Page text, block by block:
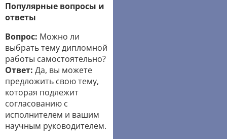
Популярные вопросы и
ответы
Вопрос: Можно ли
выбрать тему дипломной
работы самостоятельно?
Ответ: Да, вы можете
предложить свою тему,
которая подлежит
согласованию с
исполнителем и вашим
научным руководителем.